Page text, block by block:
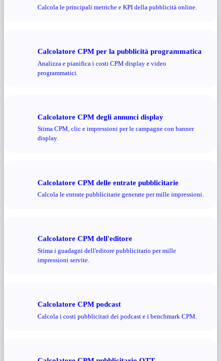
Calcola le principali metriche e KPI della pubblicità online.
Calcolatore CPM per la pubblicità programmatica
Analizza e pianifica i costi CPM display e video
programmatici.
Calcolatore CPM degli annunci display
Stima CPM, clic e impressioni per le campagne con banner
display.
Calcolatore CPM delle entrate pubblicitarie
Calcola le entrate pubblicitarie generate per mille impressioni.
Calcolatore CPM dell'editore
Stima i guadagni dell'editore pubblicitario per mille
impressioni servite.
Calcolatore CPM podcast
Calcola i costi pubblicitari dei podcast e i benchmark CPM.